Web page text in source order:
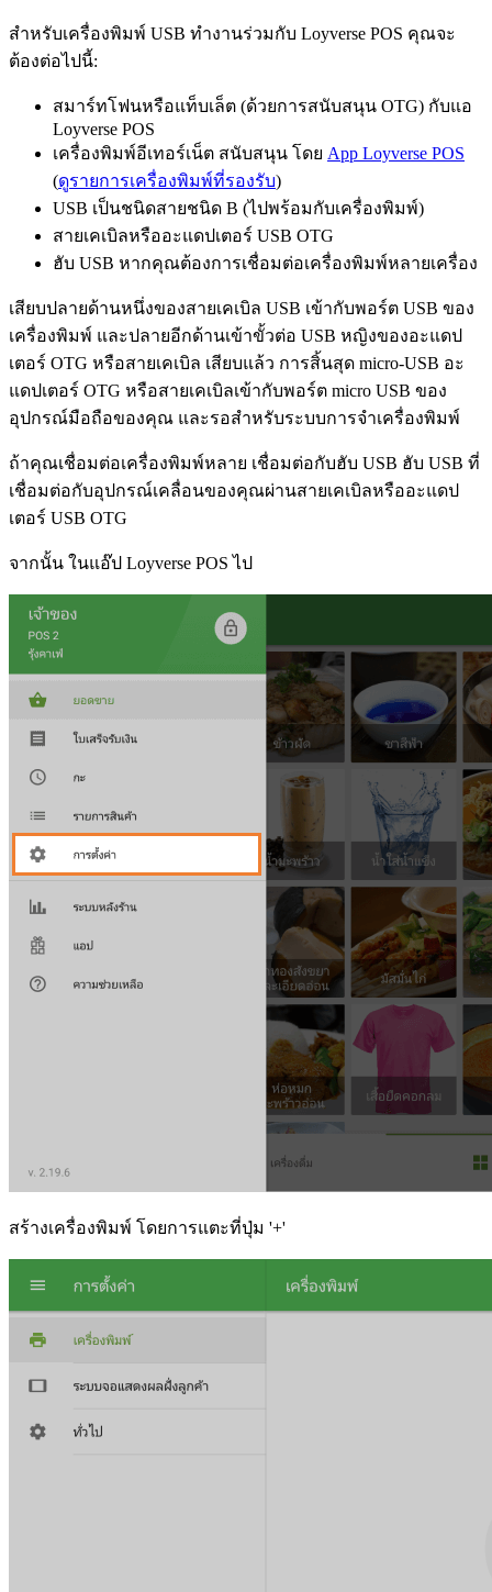
สำหรับเครื่องพิมพ์ USB ทำงานร่วมกับ Loyverse POS คุณจะ
ต้องต่อไปนี้:
สมาร์ทโฟนหรือแท็บเล็ต (ด้วยการสนับสนุน OTG) กับแอ
Loyverse POS
เครื่องพิมพ์อีเทอร์เน็ต สนับสนุน โดย App Loyverse POS
(ดูรายการเครื่องพิมพ์ที่รองรับ)
USB เป็นชนิดสายชนิด B (ไปพร้อมกับเครื่องพิมพ์)
สายเคเบิลหรืออะแดปเตอร์ USB OTG
ฮับ USB หากคุณต้องการเชื่อมต่อเครื่องพิมพ์หลายเครื่อง
เสียบปลายด้านหนึ่งของสายเคเบิล USB เข้ากับพอร์ต USB ของ
เครื่องพิมพ์ และปลายอีกด้านเข้าขั้วต่อ USB หญิงของอะแดป
เตอร์ OTG หรือสายเคเบิล เสียบแล้ว การสิ้นสุด micro-USB อะ
แดปเตอร์ OTG หรือสายเคเบิลเข้ากับพอร์ต micro USB ของ
อุปกรณ์มือถือของคุณ และรอสำหรับระบบการจำเครื่องพิมพ์
ถ้าคุณเชื่อมต่อเครื่องพิมพ์หลาย เชื่อมต่อกับฮับ USB ฮับ USB ที่
เชื่อมต่อกับอุปกรณ์เคลื่อนของคุณผ่านสายเคเบิลหรืออะแดป
เตอร์ USB OTG
จากนั้น ในแอ๊ป Loyverse POS ไป
สร้างเครื่องพิมพ์ โดยการแตะที่ปุ่ม '+'